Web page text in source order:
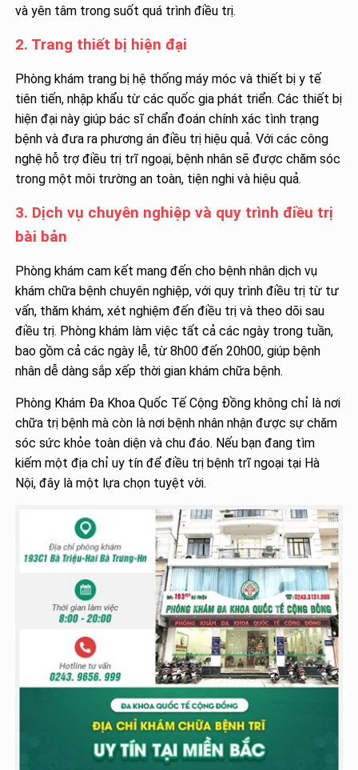
và yên tâm trong suốt quá trình điều trị.
2. Trang thiết bị hiện đại
Phòng khám trang bị hệ thống máy móc và thiết bị y tế
tiên tiến, nhập khẩu từ các quốc gia phát triển. Các thiết bị
hiện đại này giúp bác sĩ chẩn đoán chính xác tình trạng
bệnh và đưa ra phương án điều trị hiệu quả. Với các công
nghệ hỗ trợ điều trị trĩ ngoại, bệnh nhân sẽ được chăm sóc
trong một môi trường an toàn, tiện nghi và hiệu quả.
3. Dịch vụ chuyên nghiệp và quy trình điều trị
bài bản
Phòng khám cam kết mang đến cho bệnh nhân dịch vụ
khám chữa bệnh chuyên nghiệp, với quy trình điều trị từ tư
vấn, thăm khám, xét nghiệm đến điều trị và theo dõi sau
điều trị. Phòng khám làm việc tất cả các ngày trong tuần,
bao gồm cả các ngày lễ, từ 8h00 đến 20h00, giúp bệnh
nhân dễ dàng sắp xếp thời gian khám chữa bệnh.
Phòng Khám Đa Khoa Quốc Tế Cộng Đồng không chỉ là nơi
chữa trị bệnh mà còn là nơi bệnh nhân nhận được sự chăm
sóc sức khỏe toàn diện và chu đáo. Nếu bạn đang tìm
kiếm một địa chỉ uy tín để điều trị bệnh trĩ ngoại tại Hà
Nội, đây là một lựa chọn tuyệt vời.